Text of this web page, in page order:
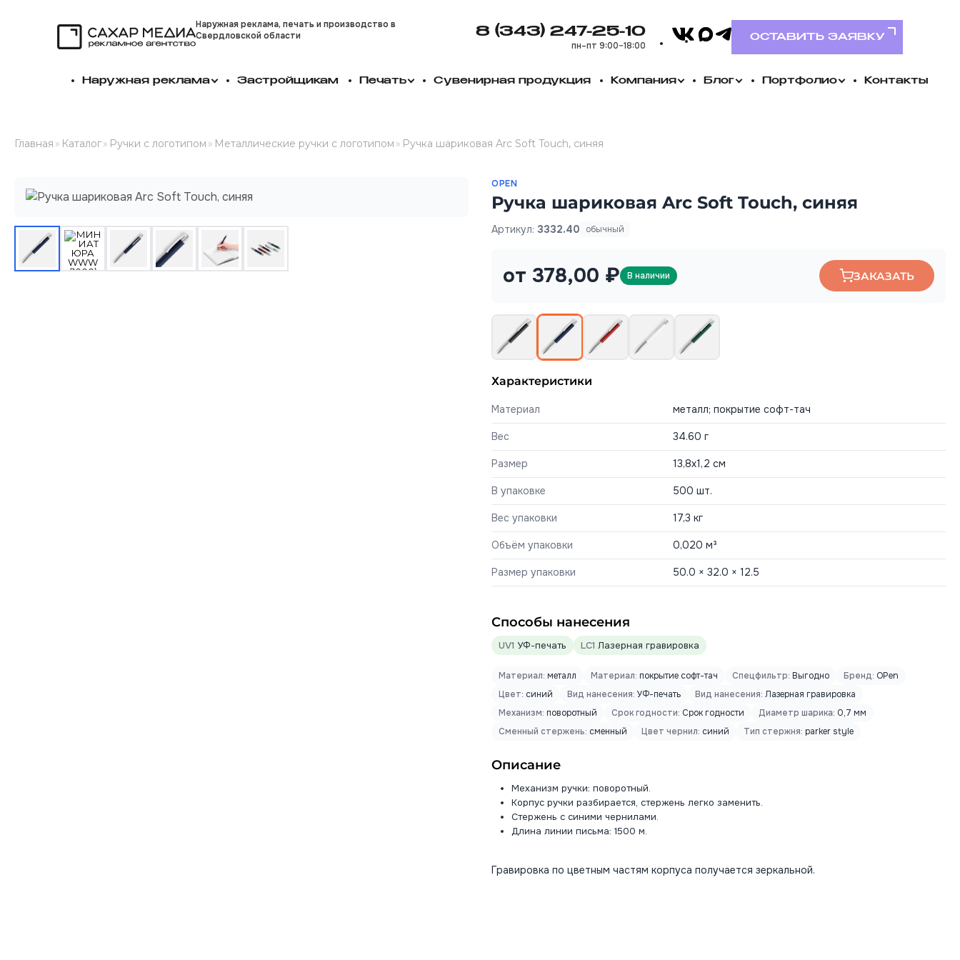
Наружная реклама, печать и производство в
Свердловской области
8 (343) 247-25-10
пн–пт 9:00–18:00
VK MAXTelegramОСТАВИТЬ ЗАЯВКУ
Наружная реклама Застройщикам Печать Сувенирная продукция Компания Блог Портфолио Контакты
Главная » Каталог» Ручки с логотипом » Металлические ручки с логотипом » Ручка шариковая Arc Soft Touch, синяя
OPEN
Ручка шариковая Arc Soft Touch, синяя
Артикул: 3332.40 обычный
от 378,00 ₽ В наличии ЗАКАЗАТЬ
Характеристики
Материал металл; покрытие софт-тач
Вес 34.60 г
Размер 13,8х1,2 см
В упаковке 500 шт.
Вес упаковки 17,3 кг
Объём упаковки 0,020 м³
Размер упаковки 50.0 × 32.0 × 12.5
Способы нанесения
UV1 УФ-печать LC1 Лазерная гравировка
Материал: металл Материал: покрытие софт-тач Спецфильтр: Выгодно Бренд: OPen
Цвет: синий Вид нанесения: УФ-печать Вид нанесения: Лазерная гравировка
Механизм: поворотный Срок годности: Срок годности Диаметр шарика: 0,7 мм
Сменный стержень: сменный Цвет чернил: синий Тип стержня: parker style
Описание
Механизм ручки: поворотный.
Корпус ручки разбирается, стержень легко заменить.
Стержень с синими чернилами.
Длина линии письма: 1500 м.
Гравировка по цветным частям корпуса получается зеркальной.